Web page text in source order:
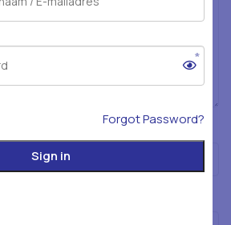
Forgot Password?
Sign in